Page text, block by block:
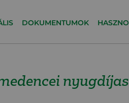
DOKUMENTUMOK